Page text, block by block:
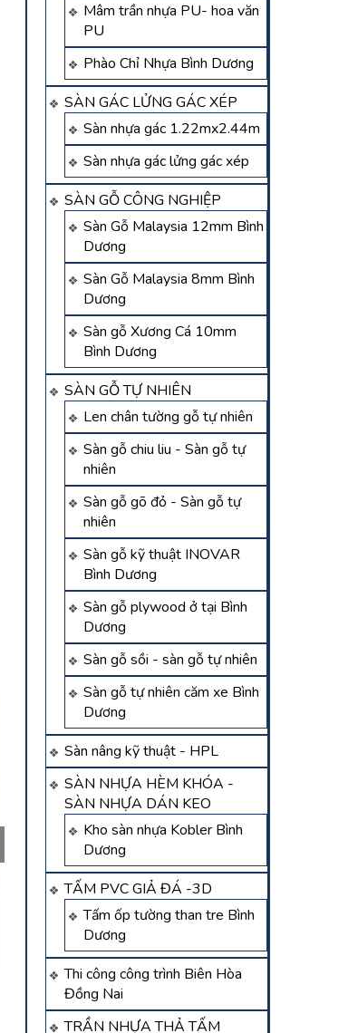
Mâm trần nhựa PU- hoa văn
PU
Phào Chỉ Nhựa Bình Dương
SÀN GÁC LỬNG GÁC XÉP
Sàn nhựa gác 1.22mx2.44m
Sàn nhựa gác lửng gác xép
SÀN GỖ CÔNG NGHIỆP
Sàn Gỗ Malaysia 12mm Bình
Dương
Sàn Gỗ Malaysia 8mm Bình
Dương
Sàn gỗ Xương Cá 10mm
Bình Dương
SÀN GỖ TỰ NHIÊN
Len chân tường gỗ tự nhiên
Sàn gỗ chiu liu - Sàn gỗ tự
nhiên
Sàn gỗ gõ đỏ - Sàn gỗ tự
nhiên
Sàn gỗ kỹ thuật INOVAR
Bình Dương
Sàn gỗ plywood ở tại Bình
Dương
Sàn gỗ sồi - sàn gỗ tự nhiên
Sàn gỗ tự nhiên căm xe Bình
Dương
Sàn nâng kỹ thuật - HPL
SÀN NHỰA HÈM KHÓA -
SÀN NHỰA DÁN KEO
Kho sàn nhựa Kobler Bình
Dương
TẤM PVC GIẢ ĐÁ -3D
Tấm ốp tường than tre Bình
Dương
Thi công công trình Biên Hòa
Đồng Nai
TRẦN NHỰA THẢ TẤM
Thảm Trải Văn Phòng
Bình Dương
Liên hệ
Kho thảm lót sàn
thảm trải sàn